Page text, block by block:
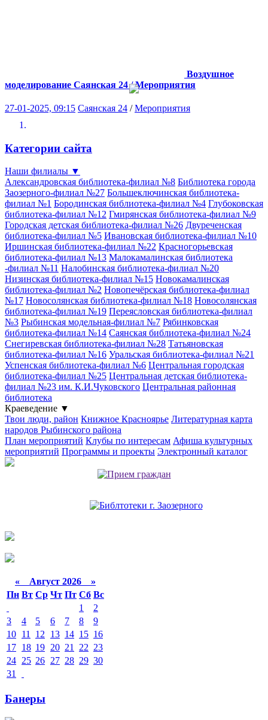
Воздушное
моделирование Саянская 24 / Мероприятия
27-01-2025, 09:15 Саянская 24 /Мероприятия
Категории сайта
Наши филиалы ▼
Александровская библиотека-филиал №8 Библиотека города
Заозерного-филиал №27 Большеключинская библиотека-
филиал №1 Бородинская библиотека-филиал №4 Глубоковская
библиотека-филиал №12 Гмирянская библиотека-филиал №9
Городская детская библиотека-филиал №26 Двуреченская
библиотека-филиал №5 Ивановская библиотека-филиал №10
Иршинская библиотека-филиал №22 Красногорьевская
библиотека-филиал №13 Малокамалинская библиотека
-филиал №11 Налобинская библиотека-филиал №20
Низинская библиотека-филиал №15 Новокамалинская
библиотека-филиал №2 Новопечёрская библиотека-филиал
№17 Новосолянская библиотека-филиал №18 Новосолянская
библиотека-филиал №19 Переясловская библиотека-филиал
№3 Рыбинская модельная-филиал №7 Рябинковская
библиотека-филиал №14 Саянская библиотека-филиал №24
Снегиревская библиотека-филиал №28 Татьяновская
библиотека-филиал №16 Уральская библиотека-филиал №21
Успенская библиотека-филиал №6 Центральная городская
библиотека-филиал №25 Центральная детская библиотека-
филиал №23 им. К.И.Чуковского Центральная районная
библиотека
Краеведение ▼
Твои люди, район Книжное Красноярье Литературная карта
народов Рыбинского района
План мероприятий Клубы по интересам Афиша культурных
мероприятий Программы и проекты Электронный каталог
« Август 2026 »
Пн Вт Ср Чт Пт Сб Вс
1
2
3
4 5 6 7 8
9
10 11 12 13 14 15 16
17 18 19 20 21 22 23
24 25 26 27 28 29 30
31
Банеры